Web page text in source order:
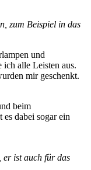
zum Beispiel in das
und
ich alle Leisten aus.
mir geschenkt.
beim
dabei sogar ein
er ist auch für das